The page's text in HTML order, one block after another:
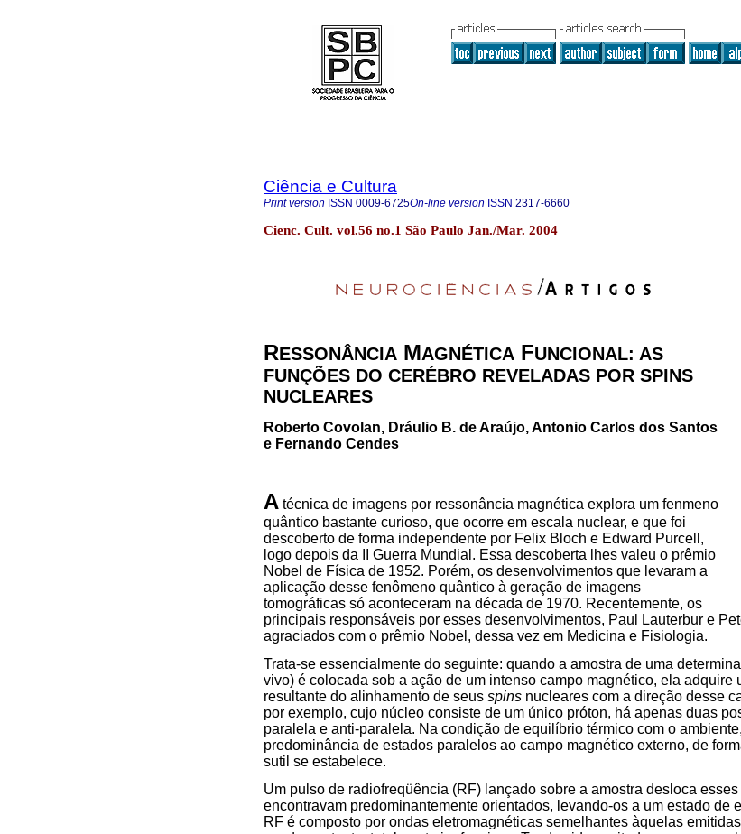
Ciência e Cultura
Print version ISSN 0009-6725On-line version ISSN 2317-6660
Cienc. Cult. vol.56 no.1 São Paulo Jan./Mar. 2004
RESSONÂNCIA MAGNÉTICA FUNCIONAL: AS
FUNÇÕES DO CERÉBRO REVELADAS POR SPINS
NUCLEARES
Roberto Covolan, Dráulio B. de Araújo, Antonio Carlos dos Santos
e Fernando Cendes
A técnica de imagens por ressonância magnética explora um fenmeno
quântico bastante curioso, que ocorre em escala nuclear, e que foi
descoberto de forma independente por Felix Bloch e Edward Purcell,
logo depois da II Guerra Mundial. Essa descoberta lhes valeu o prêmio
Nobel de Física de 1952. Porém, os desenvolvimentos que levaram a
aplicação desse fenômeno quântico à geração de imagens
tomográficas só aconteceram na década de 1970. Recentemente, os
principais responsáveis por esses desenvolvimentos, Paul Lauterbur e
agraciados com o prêmio Nobel, dessa vez em Medicina e Fisiologia.
Trata-se essencialmente do seguinte: quando a amostra de uma
vivo) é colocada sob a ação de um intenso campo magnético, ela adquire
resultante do alinhamento de seus spins nucleares com a direção desse
por exemplo, cujo núcleo consiste de um único próton, há apenas duas
paralela e anti-paralela. Na condição de equilíbrio térmico com o
predominância de estados paralelos ao campo magnético externo, de
sutil se estabelece.
Um pulso de radiofreqüência (RF) lançado sobre a amostra desloca esses
encontravam predominantemente orientados, levando-os a um estado de
RF é composto por ondas eletromagnéticas semelhantes àquelas